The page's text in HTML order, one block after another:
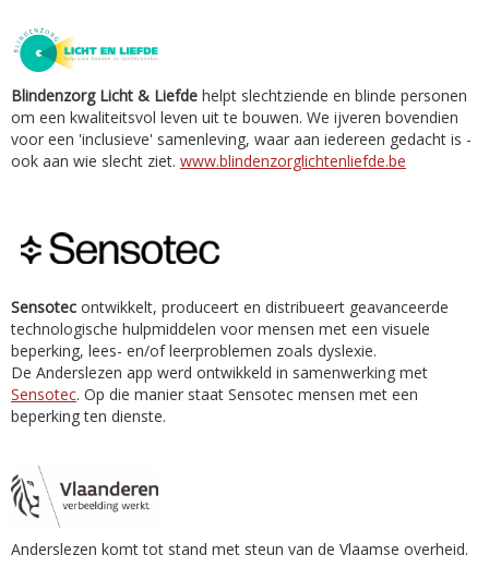
Blindenzorg Licht & Liefde helpt slechtziende en blinde personen
om een kwaliteitsvol leven uit te bouwen. We ijveren bovendien
voor een 'inclusieve' samenleving, waar aan iedereen gedacht is -
ook aan wie slecht ziet. www.blindenzorglichtenliefde.be
Sensotec ontwikkelt, produceert en distribueert geavanceerde
technologische hulpmiddelen voor mensen met een visuele
beperking, lees- en/of leerproblemen zoals dyslexie.
De Anderslezen app werd ontwikkeld in samenwerking met
Sensotec. Op die manier staat Sensotec mensen met een
beperking ten dienste.
Anderslezen komt tot stand met steun van de Vlaamse overheid.